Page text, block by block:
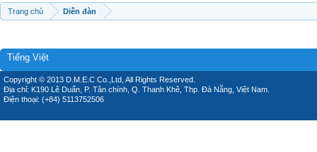
Trang chủ Diễn đàn
Tiếng Việt
Copyright © 2013 D.M.E.C Co.,Ltd, All Rights Reserved.
Địa chỉ: K190 Lê Duẩn, P. Tân chính, Q. Thanh Khê, Thp. Đà Nẵng, Việt Nam.
Điện thoại: (+84) 5113752506